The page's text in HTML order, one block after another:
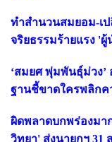
ทำสำนวนสมยอม-เ
จริยธรรมร้ายแรง 'ผู้
‘สมยศ พุ่มพันธุ์ม่วง’
ฐานชี้ขาดใครพลิกค
ผิดพลาดบกพร่องมา
วิทยา' ส่งนายกฯ 31